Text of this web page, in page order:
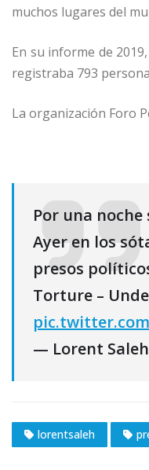
muchos lugares del
En su informe de
registraba 793
La organización Foro
Por una
Ayer en los
presos
Torture –
— Lorent Saleh
lorentsaleh